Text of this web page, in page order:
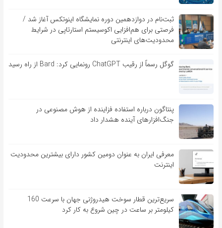
ثبت‌نام در دوازدهمین دوره نمایشگاه اینوتکس آغاز شد /
فرصتی برای هم‌افزایی اکوسیستم استارتاپی در شرایط
محدودیت‌های اینترنتی
گوگل رسماً از رقیب ChatGPT رونمایی کرد: Bard از راه رسید
پنتاگون درباره استفاده فزاینده از هوش مصنوعی در
جنگ‌افزارهای آینده هشدار داد
معرفی ایران به عنوان دومین کشور دارای بیشترین محدودیت
اینترنت
سریع‌ترین قطار سوخت هیدروژنی جهان با سرعت 160
کیلومتر بر ساعت در چین شروع به کار کرد